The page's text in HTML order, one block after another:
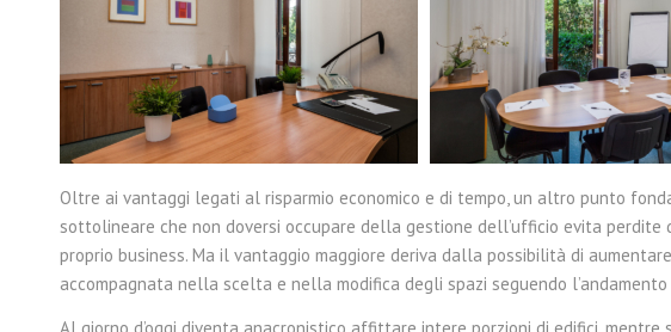
Oltre ai vantaggi legati al risparmio economico e di tempo, un altro punto
sottolineare che non doversi occupare della gestione dell’ufficio evita
proprio business. Ma il vantaggio maggiore deriva dalla possibilità di
accompagnata nella scelta e nella modifica degli spazi seguendo
Al giorno d’oggi diventa anacronistico affittare intere porzioni di edifici,